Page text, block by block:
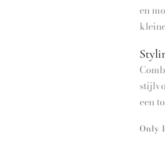
en
een
Only